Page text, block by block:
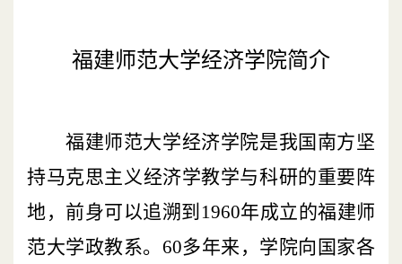
福建师范大学经济学院简介
福建师范大学经济学院是我国南方坚
持马克思主义经济学教学与科研的重要阵
地，前身可以追溯到1960年成立的福建师
范大学政教系。60多年来，学院向国家各